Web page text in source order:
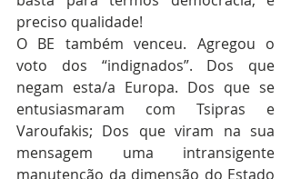
preciso qualidade!
O BE também venceu. Agregou o
voto dos “indignados”. Dos que
negam esta/a Europa. Dos que se
entusiasmaram com Tsipras e
Varoufakis; Dos que viram na sua
mensagem uma intransigente
manutenção da dimensão do Estado